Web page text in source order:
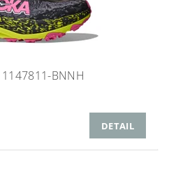
1147811-BNNH
DETAIL